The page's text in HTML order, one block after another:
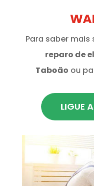
Para saber
reparo de
Taboão ou
LIGUE